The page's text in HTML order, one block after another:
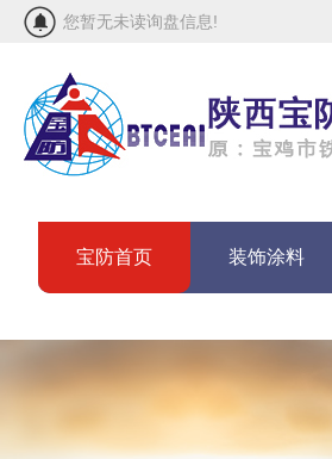
您暂无未读询盘信息!
宝防首页 装饰涂料